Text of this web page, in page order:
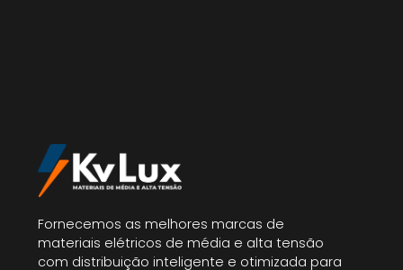
Fornecemos as melhores marcas de
materiais elétricos de média e alta tensão
com distribuição inteligente e otimizada para